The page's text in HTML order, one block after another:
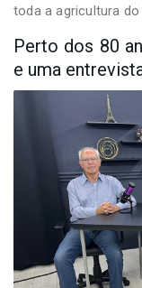
toda a agricultura
Perto dos 80
e uma